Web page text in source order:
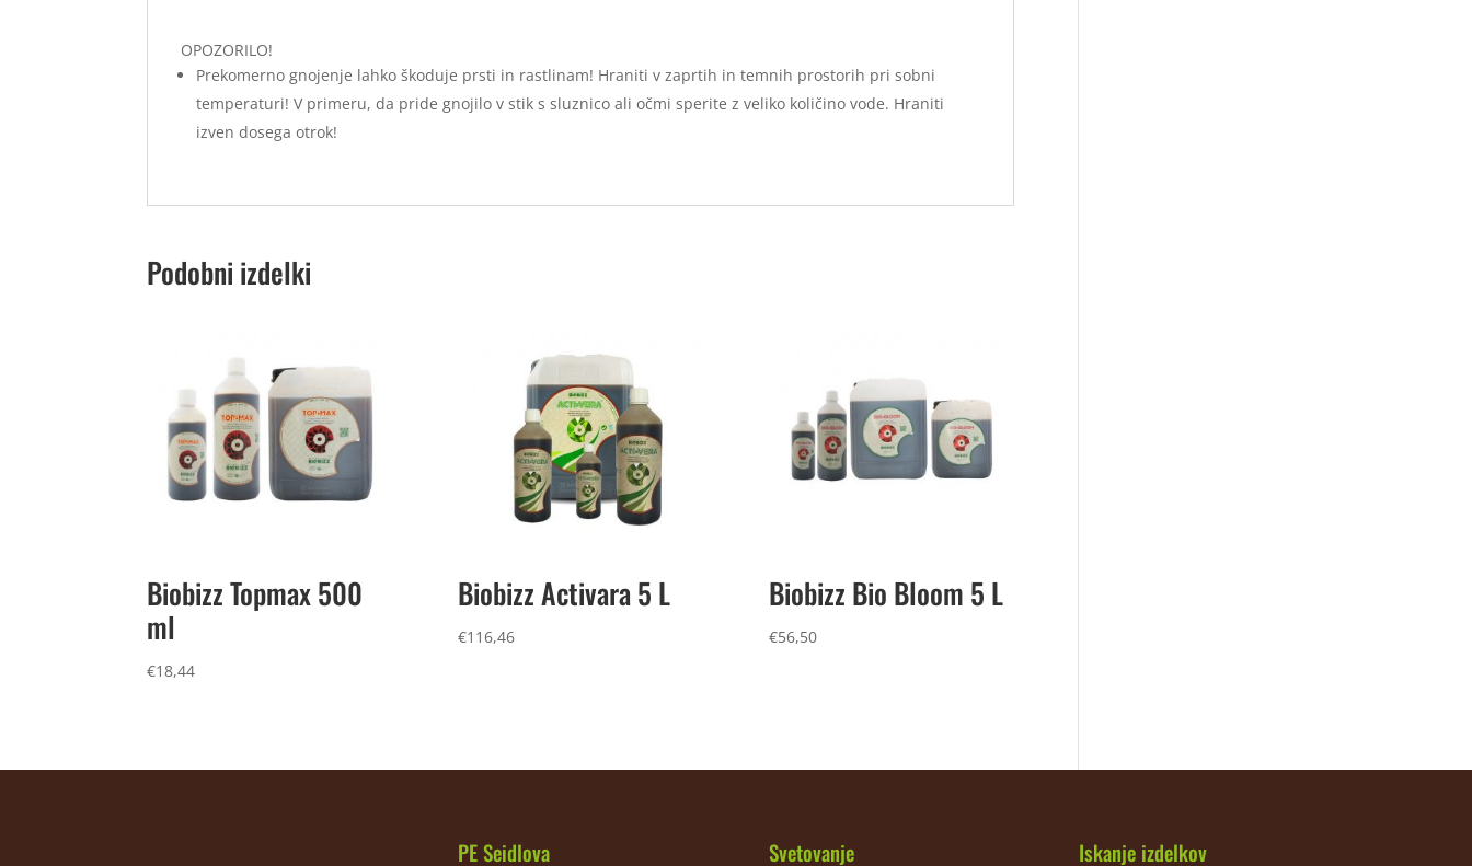
OPOZORILO!
Prekomerno gnojenje lahko škoduje prsti in rastlinam! Hraniti v zaprtih in temnih prostorih pri sobni
temperaturi! V primeru, da pride gnojilo v stik s sluznico ali očmi sperite z veliko količino vode. Hraniti
izven dosega otrok!
Podobni izdelki
Biobizz Topmax 500
ml
€18,44
Biobizz Activara 5 L
€116,46
Biobizz Bio Bloom 5 L
€56,50
PE Seidlova Svetovanje Iskanje izdelkov